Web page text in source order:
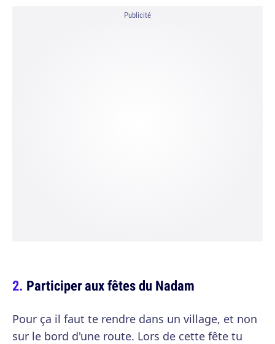
Publicité
Participer aux fêtes du Nadam
Pour ça il faut te rendre dans un village, et non
sur le bord d'une route. Lors de cette fête tu